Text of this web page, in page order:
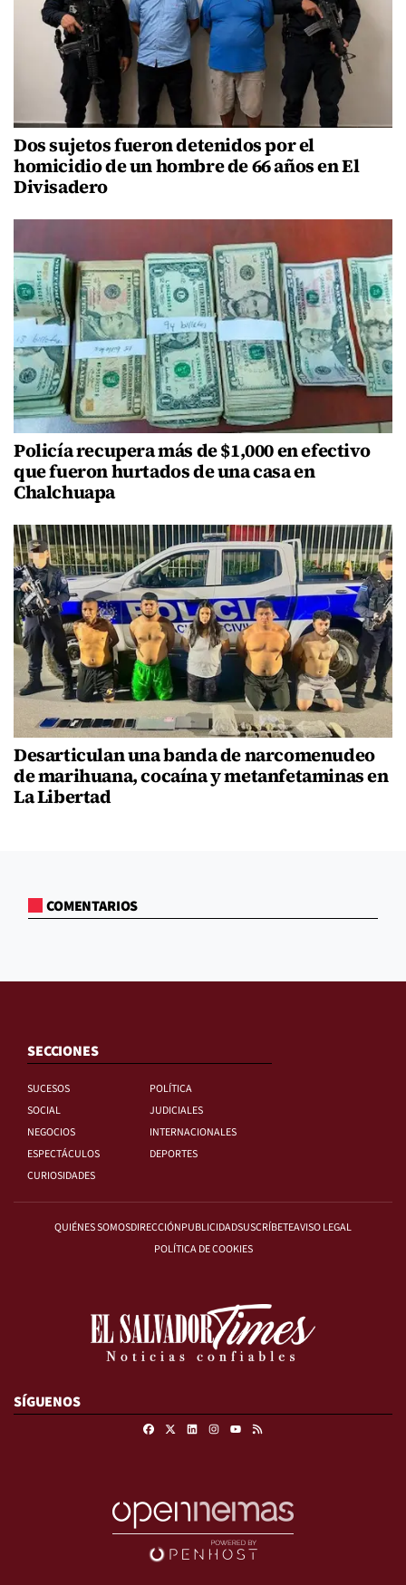
Dos sujetos fueron detenidos por el
homicidio de un hombre de 66 años en El
Divisadero
Policía recupera más de $1,000 en efectivo
que fueron hurtados de una casa en
Chalchuapa
Desarticulan una banda de narcomenudeo
de marihuana, cocaína y metanfetaminas en
La Libertad
COMENTARIOS
SECCIONES
SUCESOS
POLÍTICA
SOCIAL
JUDICIALES
NEGOCIOS
INTERNACIONALES
ESPECTÁCULOS
DEPORTES
CURIOSIDADES
QUIÉNES SOMOSDIRECCIÓNPUBLICIDADSUSCRÍBETEAVISO LEGAL
POLÍTICA DE COOKIES
SÍGUENOS
FacebookLinkedinInstagram